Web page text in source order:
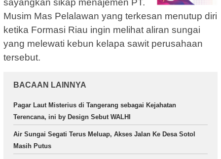
sayangkan sikap menajemen PT.
Musim Mas Pelalawan yang terkesan menutup diri
ketika Formasi Riau ingin melihat aliran sungai
yang melewati kebun kelapa sawit perusahaan
tersebut.
BACAAN LAINNYA
Pagar Laut Misterius di Tangerang sebagai Kejahatan
Terencana, ini by Design Sebut WALHI
Air Sungai Segati Terus Meluap, Akses Jalan Ke Desa Sotol
Masih Putus